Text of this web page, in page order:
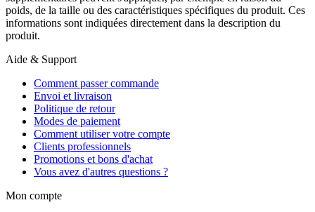
poids, de la taille ou des caractéristiques spécifiques du produit. Ces
informations sont indiquées directement dans la description du
produit.
Aide & Support
Comment passer commande
Envoi et livraison
Politique de retour
Modes de paiement
Comment utiliser votre compte
Clients professionnels
Promotions et bons d'achat
Vous avez d'autres questions ?
Mon compte